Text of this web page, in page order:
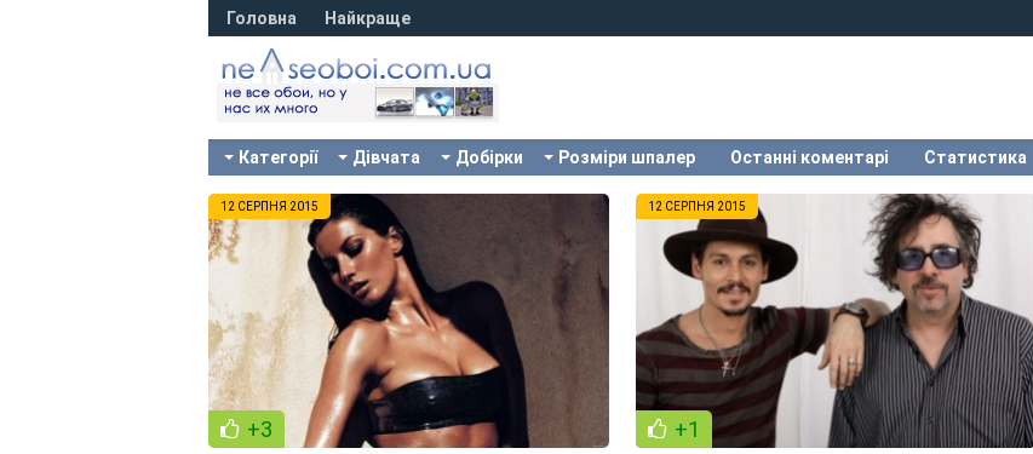
Головна Найкраще
Категорії Дівчата Добірки Розміри шпалер Останні коментарі Статистика
12 СЕРПНЯ 2015
+3
12 СЕРПНЯ 2015
+1